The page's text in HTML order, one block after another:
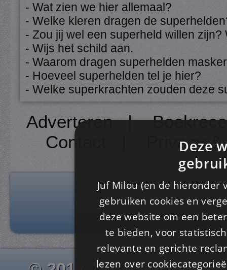
- Wat zien we hier allemaal?
- Welke kleren dragen de
- Zou jij wel een superheld willen zijn?
- Wijs het schild aan.
- Waarom dragen superhelden
- Hoeveel superhelden tel je hier?
- Welke superkrachten zouden deze
Adverteren|
Contact
Privacy
Deze
Juf Milou (en de
gebruiken cookies en
deze website om een
te bieden, voor
relevante en gerichte
lezen over